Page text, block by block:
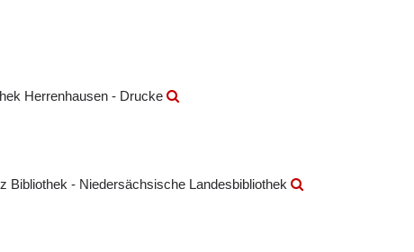
Herrenhausen - Drucke
Bibliothek - Niedersächsische Landesbibliothek